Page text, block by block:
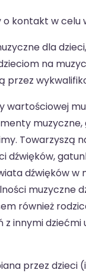
kontakt w celu
dla
na
przez
wartościowej
Towarzyszą
dźwięków,
dźwięków w
muzyczne
również
innymi
przez